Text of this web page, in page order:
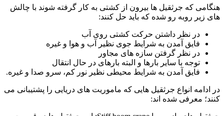
هنگامی که جرثقیل ها بیرون از کشتی به کار گرفته شوند با چالش
های زیر روبه رو شده که باید حل کنند:
در نظر داشتن حرکت کشتی روی آب
فایق آمدن به شرایط جوی نظیر آب و هوا و غیره
در نظر گرفتن سازه های مجاور
توجه با سایر بارها و البته بارهای در حال انتقال
فایق آمدن به شرایط محیطی نظیر نور کم، سرو صدا و غیره.
در ادامه انواع جرثقیل هایی که ماموریت های دریایی را پشتیبانی می
کنند؛ معرفی شده اند: